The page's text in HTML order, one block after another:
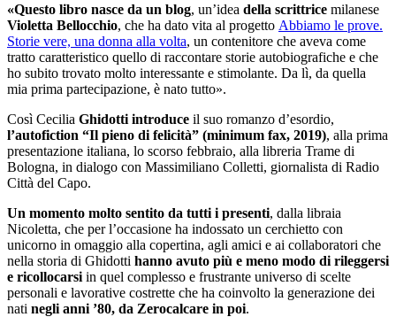
«Questo libro nasce da un blog, un’idea della scrittrice milanese
Violetta Bellocchio, che ha dato vita al progetto Abbiamo le prove.
Storie vere, una donna alla volta, un contenitore che aveva come
tratto caratteristico quello di raccontare storie autobiografiche e che
ho subito trovato molto interessante e stimolante. Da lì, da quella
mia prima partecipazione, è nato tutto».
Così Cecilia Ghidotti introduce il suo romanzo d’esordio,
l’autofiction “Il pieno di felicità” (minimum fax, 2019), alla prima
presentazione italiana, lo scorso febbraio, alla libreria Trame di
Bologna, in dialogo con Massimiliano Colletti, giornalista di Radio
Città del Capo.
Un momento molto sentito da tutti i presenti, dalla libraia
Nicoletta, che per l’occasione ha indossato un cerchietto con
unicorno in omaggio alla copertina, agli amici e ai collaboratori che
nella storia di Ghidotti hanno avuto più e meno modo di rileggersi
e ricollocarsi in quel complesso e frustrante universo di scelte
personali e lavorative costrette che ha coinvolto la generazione dei
nati negli anni ’80, da Zerocalcare in poi.